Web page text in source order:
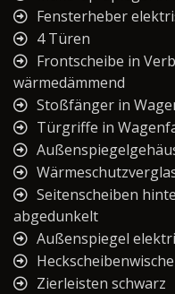
Fensterheber
4 Türen
Frontscheibe in
wärmedämmend
Stoßfänger in
Türgriffe in
Seitenscheiben
abgedunkelt
Außenspiegel
Zierleisten schwarz